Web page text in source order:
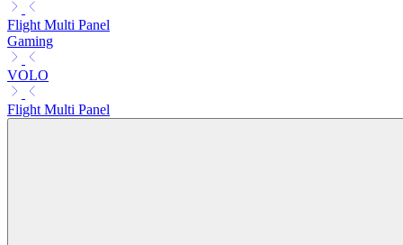
Flight Multi Panel
Gaming
VOLO
Flight Multi Panel